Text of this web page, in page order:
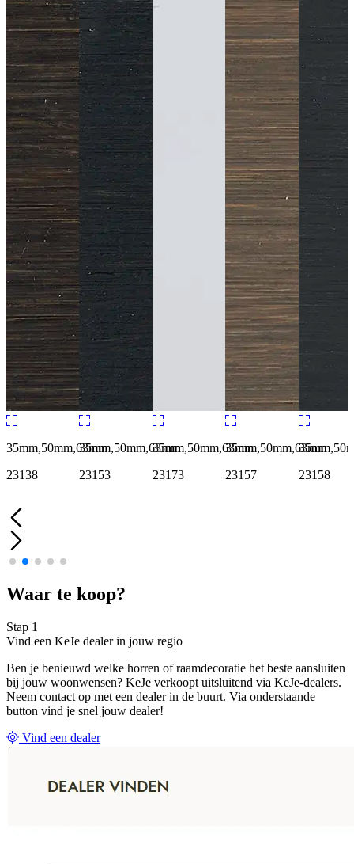
35mm,50mm,63mm
23138
35mm,50mm,63mm
23153
35mm,50mm,63mm
23173
35mm,50mm,63mm
23157
23158
Waar te koop?
Stap 1
Vind een KeJe dealer in jouw regio
Ben je benieuwd welke horren of raamdecoratie het beste aansluiten
bij jouw woonwensen? KeJe verkoopt uitsluitend via KeJe-dealers.
Neem contact op met een dealer in de buurt. Via onderstaande
button vind je snel jouw dealer!
Vind een dealer